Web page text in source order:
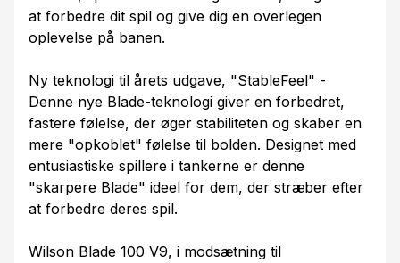
at forbedre dit spil og give dig en overlegen
oplevelse på banen.
Ny teknologi til årets udgave, "StableFeel" -
Denne nye Blade-teknologi giver en forbedret,
fastere følelse, der øger stabiliteten og skaber en
mere "opkoblet" følelse til bolden. Designet med
entusiastiske spillere i tankerne er denne
"skarpere Blade" ideel for dem, der stræber efter
at forbedre deres spil.
Wilson Blade 100 V9, i modsætning til